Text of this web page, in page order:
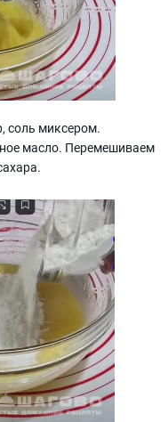
соль миксером.
масло. Перемешиваем